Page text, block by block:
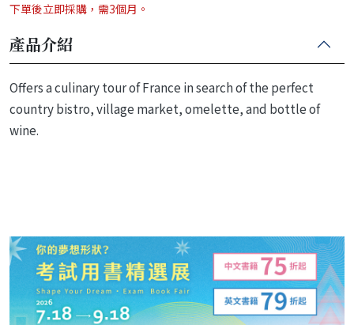
下單後立即採購，需3個月。
產品介紹
Offers a culinary tour of France in search of the perfect
country bistro, village market, omelette, and bottle of
wine.